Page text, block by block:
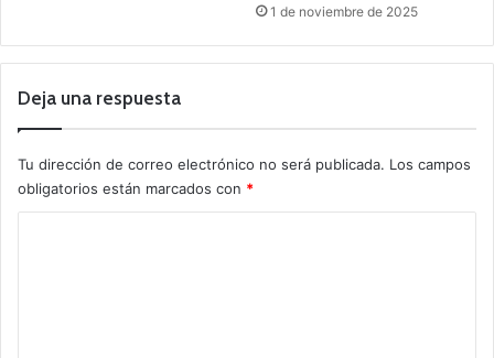
1 de noviembre de 2025
Deja una respuesta
Tu dirección de correo electrónico no será publicada. Los campos
obligatorios están marcados con *